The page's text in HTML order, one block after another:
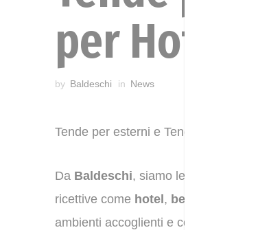
per
by Baldeschi in News
Tende per esterni e Tendaggi su
Da Baldeschi, siamo leader nella
ricettive come hotel , bed & breakfast
ambienti accoglienti e confortevoli